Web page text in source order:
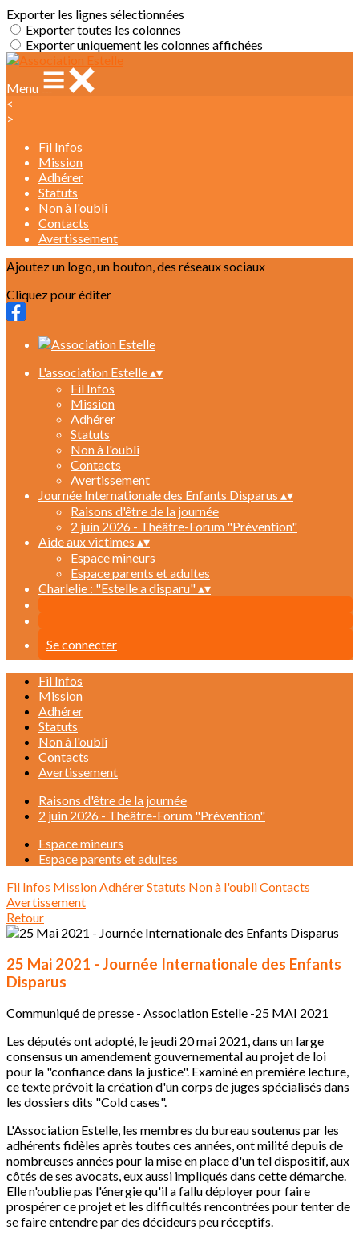
Exporter les lignes sélectionnées
Exporter toutes les colonnes
Exporter uniquement les colonnes affichées
Menu
<
>
Fil Infos
Mission
Adhérer
Statuts
Non à l'oubli
Contacts
Avertissement
Ajoutez un logo, un bouton, des réseaux sociaux
Cliquez pour éditer
L'association Estelle▴▾
Fil Infos
Mission
Adhérer
Statuts
Non à l'oubli
Contacts
Avertissement
Journée Internationale des Enfants Disparus ▴▾
Raisons d'être de la journée
2 juin 2026 - Théâtre-Forum "Prévention"
Aide aux victimes ▴▾
Espace mineurs
Espace parents et adultes
Charlelie : "Estelle a disparu"▴▾
Se connecter
Fil Infos
Mission
Adhérer
Statuts
Non à l'oubli
Contacts
Avertissement
Raisons d'être de la journée
2 juin 2026 - Théâtre-Forum "Prévention"
Espace mineurs
Espace parents et adultes
Fil Infos MissionAdhérerStatuts Non à l'oubliContacts
Avertissement
Retour
25 Mai 2021 - Journée Internationale des Enfants
Disparus
Communiqué de presse - Association Estelle -25 MAI 2021
Les députés ont adopté, le jeudi 20 mai 2021, dans un large
consensus un amendement gouvernemental au projet de loi
pour la "confiance dans la justice". Examiné en première lecture,
ce texte prévoit la création d'un corps de juges spécialisés dans
les dossiers dits "Cold cases".
L'Association Estelle, les membres du bureau soutenus par les
adhérents fidèles après toutes ces années, ont milité depuis de
nombreuses années pour la mise en place d'un tel dispositif, aux
côtés de ses avocats, eux aussi impliqués dans cette démarche.
Elle n'oublie pas l'énergie qu'il a fallu déployer pour faire
prospérer ce projet et les difficultés rencontrées pour tenter de
se faire entendre par des décideurs peu réceptifs.